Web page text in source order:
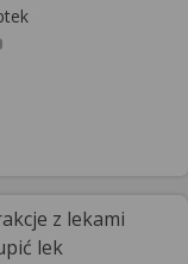
z lekami
lek
narzędzi
w